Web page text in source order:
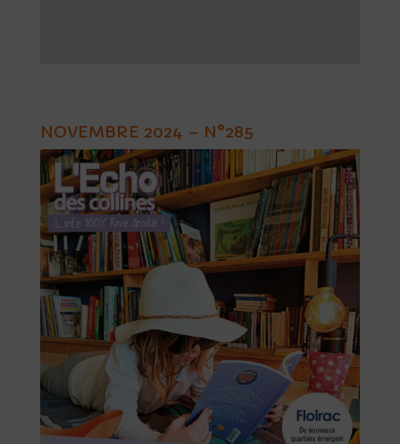
NOVEMBRE 2024 – N°285